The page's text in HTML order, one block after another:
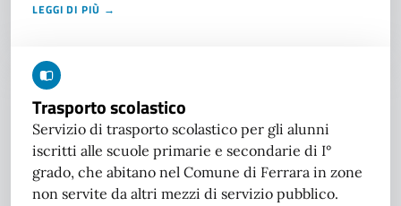
LEGGI DI PIÙ →
Trasporto scolastico
Servizio di trasporto scolastico per gli alunni
iscritti alle scuole primarie e secondarie di I°
grado, che abitano nel Comune di Ferrara in zone
non servite da altri mezzi di servizio pubblico.